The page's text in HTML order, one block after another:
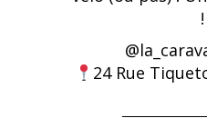
!
@
24 Rue